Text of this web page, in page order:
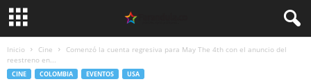
Inicio Cine
Comenzó la cuenta regresiva para May The 4th con el anuncio del
reestreno en...
CINE COLOMBIA EVENTOS USA